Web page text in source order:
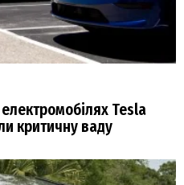
Tesla
критичну ваду